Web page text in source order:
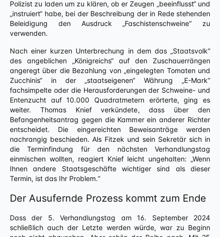
Polizist zu laden um zu klären, ob er Zeugen „beeinflusst“ und
„instruiert“ habe, bei der Beschreibung der in Rede stehenden
Beleidigung den Ausdruck „Faschistenschweine“ zu
verwenden.
Nach einer kurzen Unterbrechung in dem das „Staatsvolk“
des angeblichen „Königreichs“ auf den Zuschauerrängen
angeregt über die Bezahlung von „eingelegten Tomaten und
Zucchinis“ in der „staatseigenen“ Währung „E-Mark“
fachsimpelte oder die Herausforderungen der Schweine- und
Entenzucht auf 10.000 Quadratmetern erörterte, ging es
weiter. Thomas Knief verkündete, dass über den
Befangenheitsantrag gegen die Kammer ein anderer Richter
entscheidet. Die eingereichten Beweisanträge werden
nachrangig beschieden. Als Fitzek und sein Sekretär sich in
die Terminfindung für den nächsten Verhandlungstag
einmischen wollten, reagiert Knief leicht ungehalten: „Wenn
Ihnen andere Staatsgeschäfte wichtiger sind als dieser
Termin, ist das Ihr Problem.“
Der Ausufernde Prozess kommt zum Ende
Dass der 5. Verhandlungstag am 16. September 2024
schließlich auch der Letzte werden würde, war zu Beginn